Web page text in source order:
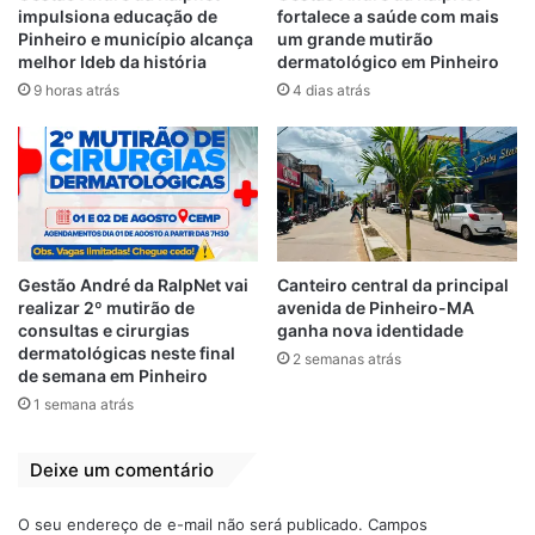
impulsiona educação de
Pinheiro e município alcança
melhor Ideb da história
9 horas atrás
fortalece a saúde com mais
um grande mutirão
dermatológico em Pinheiro
4 dias atrás
Gestão André da RalpNet vai
realizar 2º mutirão de
consultas e cirurgias
dermatológicas neste final
de semana em Pinheiro
1 semana atrás
Canteiro central da principal
avenida de Pinheiro-MA
ganha nova identidade
2 semanas atrás
Deixe um comentário
O seu endereço de e-mail não será publicado. Campos